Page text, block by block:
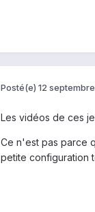
Posté(e) 12
Les vidéos de ces
Ce n'est pas parce
petite configuration